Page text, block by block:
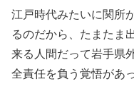
江戸時代みたいに関所
るのだから、たまたま
来る人間だって岩手県
全責任を負う覚悟があ